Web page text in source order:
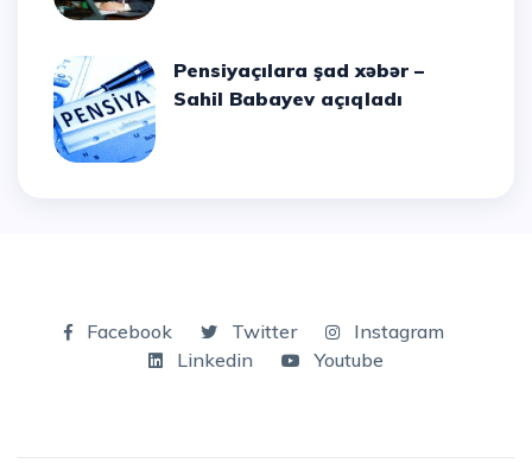
Pensiyaçılara şad xəbər –
Sahil Babayev açıqladı
Facebook Twitter
Instagram
Linkedin
Youtube